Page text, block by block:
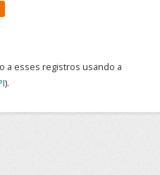
a esses registros usando a
).